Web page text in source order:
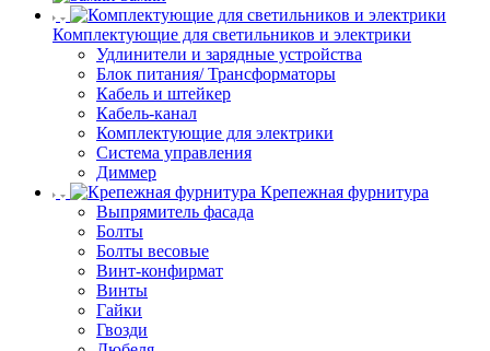
Комплектующие для светильников и электрики
Удлинители и зарядные устройства
Блок питания/ Трансформаторы
Кабель и штейкер
Кабель-канал
Комплектующие для электрики
Система управления
Диммер
Крепежная фурнитура
Выпрямитель фасада
Болты
Болты весовые
Винт-конфирмат
Винты
Гайки
Гвозди